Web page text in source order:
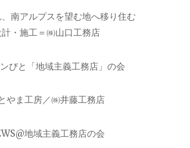
南アルプスを望む地へ移り住む
・施工＝㈱山口工務店
びと「地域主義工務店」の会
やま工房／㈱井藤工務店
地域主義工務店の会